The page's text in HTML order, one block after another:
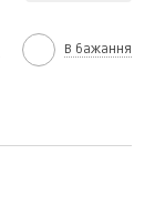
В бажання